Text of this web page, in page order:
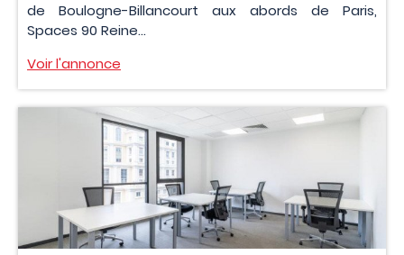
de Boulogne-Billancourt aux abords de Paris,
Spaces 90 Reine...
Voir l'annonce